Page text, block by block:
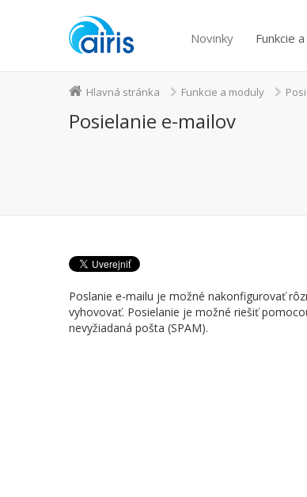
Novinky Funkcie
Hlavná stránka Funkcie a moduly
Posielanie e-mailov
Poslanie e-mailu je možné nakonfigurovať
vyhovovať. Posielanie je možné riešiť
nevyžiadaná pošta (SPAM).